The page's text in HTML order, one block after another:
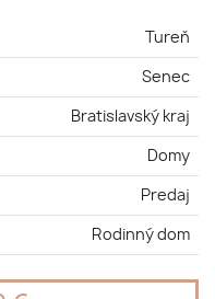
Tureň
Senec
Bratislavský kraj
Domy
Predaj
Rodinný dom